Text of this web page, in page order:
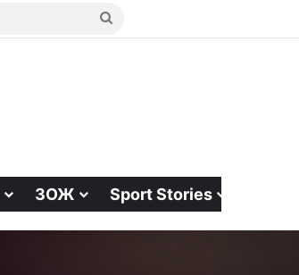
Искать
ЗОЖ Sport Stories